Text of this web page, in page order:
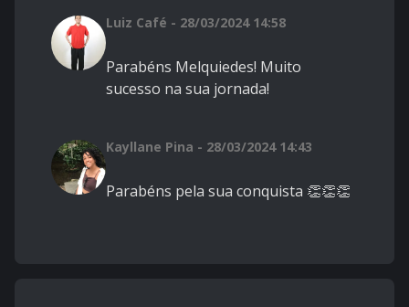
Luiz Café - 28/03/2024 14:58
Parabéns Melquiedes! Muito
sucesso na sua jornada!
Kayllane Pina - 28/03/2024 14:43
Parabéns pela sua conquista 👏👏👏